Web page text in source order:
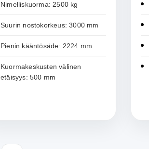
Nimelliskuorma: 2500 kg
Suurin nostokorkeus: 3000 mm
Pienin kääntösäde: 2224 mm
Kuormakeskusten välinen
etäisyys: 500 mm